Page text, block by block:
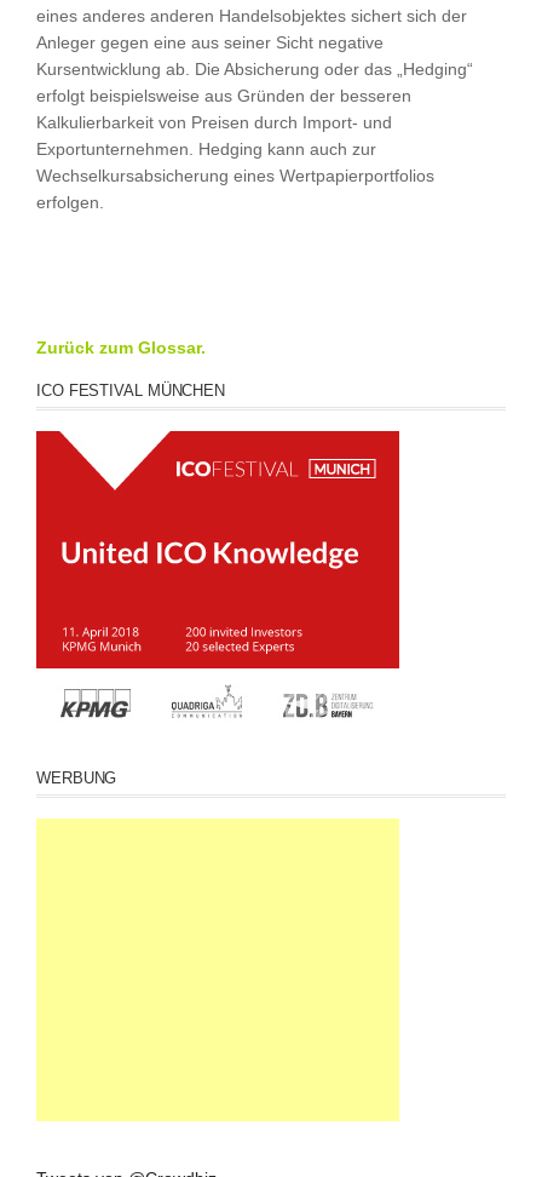
eines anderes anderen Handelsobjektes sichert sich der
Anleger gegen eine aus seiner Sicht negative
Kursentwicklung ab. Die Absicherung oder das „Hedging“
erfolgt beispielsweise aus Gründen der besseren
Kalkulierbarkeit von Preisen durch Import- und
Exportunternehmen. Hedging kann auch zur
Wechselkursabsicherung eines Wertpapierportfolios
erfolgen.
Zurück zum Glossar.
ICO FESTIVAL MÜNCHEN
WERBUNG